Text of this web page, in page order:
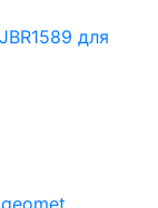
для